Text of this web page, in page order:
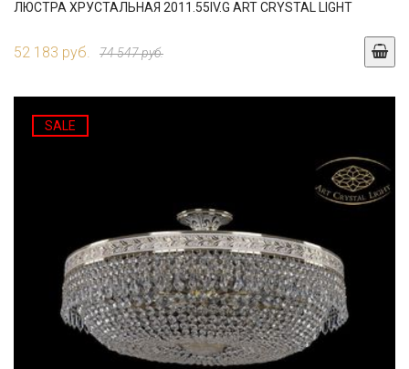
ЛЮСТРА ХРУСТАЛЬНАЯ 2011.55IV.G ART CRYSTAL LIGHT
52 183 руб. 74 547 руб.
SALE